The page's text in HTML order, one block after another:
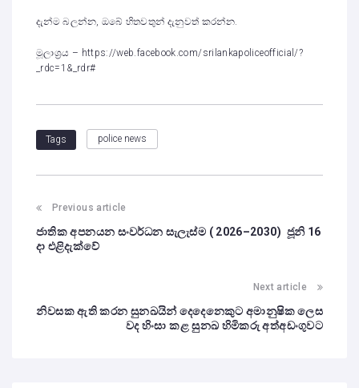
දැන්ම බලන්න, ඔබේ හිතවතුන් දැනුවත් කරන්න.
මූලාශ්‍රය – https://web.facebook.com/srilankapoliceofficial/?
_rdc=1&_rdr#
Tags police news
Previous article
ජාතික අපනයන සංවර්ධන සැලැස්ම ( 2026–2030) ජූනි 16
දා එළිදැක්වේ
Next article
නිවසක ඇති කරන සුනඛයින් දෙදෙනෙකුට අමානුෂික ලෙස
වද හිංසා කළ සුනඛ හිමිකරු අත්අඩංගුවට